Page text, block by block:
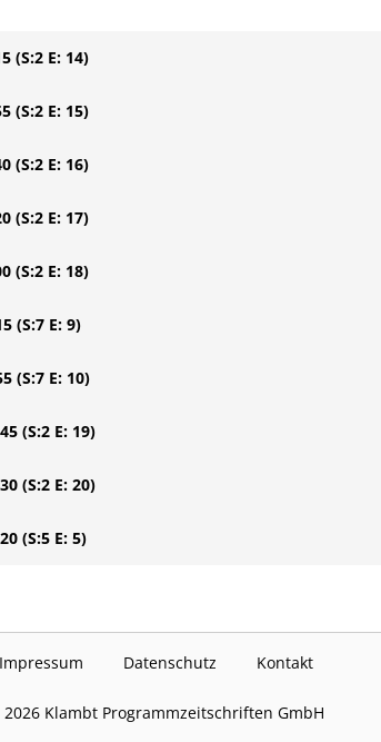
(S:2 E: 14)
(S:2 E: 15)
(S:2 E: 16)
(S:2 E: 17)
(S:2 E: 18)
(S:7 E: 9)
(S:7 E: 10)
(S:2 E: 19)
(S:2 E: 20)
(S:5 E: 5)
Impressum Datenschutz Kontakt
2026 Klambt Programmzeitschriften GmbH